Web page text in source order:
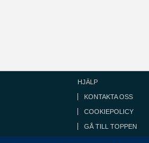
HJÄLP
KONTAKTA OSS
COOKIEPOLICY
GÅ TILL TOPPEN